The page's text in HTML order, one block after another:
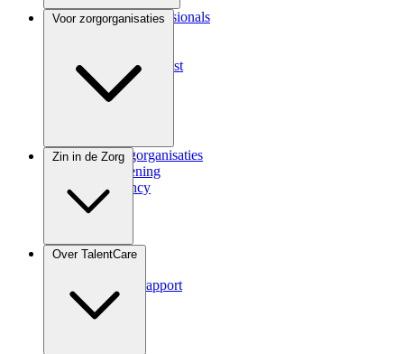
Voor zorgprofessionals
Medisch specialist
Voor zorgorganisaties
Voor zorgorganisaties
Zorgverlening
Consultancy
Zin in de Zorg
Zindicator
Zindicator rapport
Over TalentCare